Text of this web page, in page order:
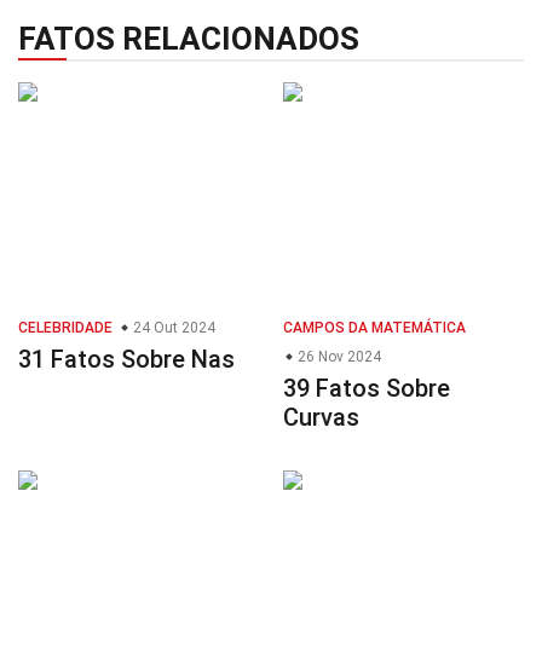
FATOS RELACIONADOS
CELEBRIDADE 24 Out 2024
31 Fatos Sobre Nas
CAMPOS DA MATEMÁTICA
26 Nov 2024
39 Fatos Sobre
Curvas